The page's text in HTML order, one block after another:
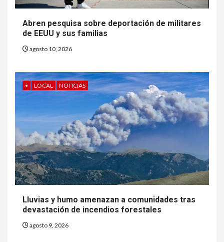
Abren pesquisa sobre deportación de militares
de EEUU y sus familias
agosto 10, 2026
• LOCAL NOTICIAS
Lluvias y humo amenazan a comunidades tras
devastación de incendios forestales
agosto 9, 2026
6
HOGAR Y SALUD
Generación Z ignora riesgo
de cáncer al broncearse
HOGAR Y SALUD
Gas radón exige atención de